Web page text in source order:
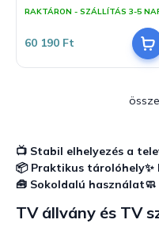
RAKTÁRON - SZÁLLÍTÁS 3-5
60 190 Ft
📺 Stabil elhelyezés a
📦 Praktikus tárolóhely
🧰 Sokoldalú használat
TV állvány és TV